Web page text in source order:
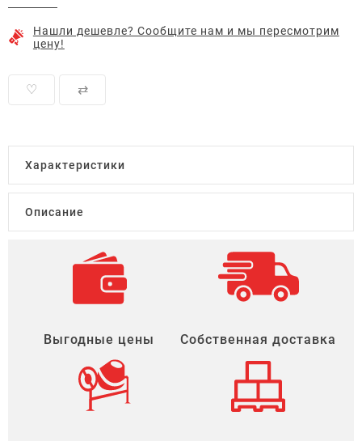
Нашли дешевле? Сообщите нам и мы пересмотрим
цену!
♡ ⇄
Характеристики
Описание
Выгодные цены Собственная доставка